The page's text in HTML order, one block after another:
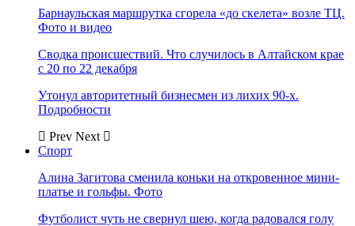
Барнаульская маршрутка сгорела «до скелета» возле ТЦ.
Фото и видео
Сводка происшествий. Что случилось в Алтайском крае
с 20 по 22 декабря
Утонул авторитетный бизнесмен из лихих 90-х.
Подробности
Prev Next
Спорт
Алина Загитова сменила коньки на откровенное мини-
платье и гольфы. Фото
Футболист чуть не свернул шею, когда радовался голу